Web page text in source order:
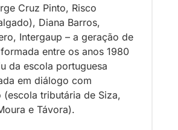
Cruz Pinto, Risco
Diana Barros,
Intergaup – a geração de
entre os anos 1980
da escola portuguesa
em diálogo com
(escola tributária de Siza,
e Távora).